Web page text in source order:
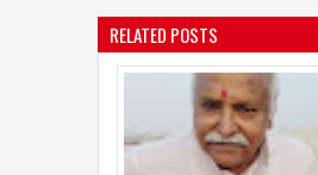
RELATED POSTS